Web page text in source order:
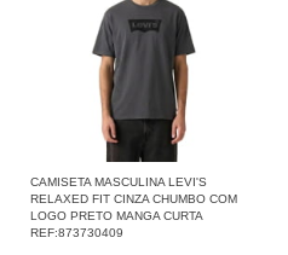
CAMISETA MASCULINA LEVI'S
RELAXED FIT CINZA CHUMBO COM
LOGO PRETO MANGA CURTA
REF:873730409